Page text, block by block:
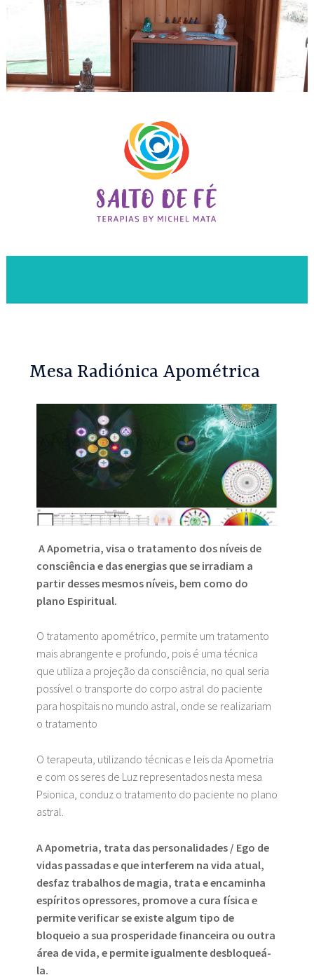
Mesa Radiónica Apométrica
A Apometria, visa o tratamento dos níveis de
consciência e das energias que se irradiam a
partir desses mesmos níveis, bem como do
plano Espiritual.
O tratamento apométrico, permite um tratamento
mais abrangente e profundo, pois é uma técnica
que utiliza a projeção da consciência, no qual seria
possível o transporte do corpo astral do paciente
para hospitais no mundo astral, onde se realizariam
o tratamento
O terapeuta, utilizando técnicas e leis da Apometria
e com os seres de Luz representados nesta mesa
Psionica, conduz o tratamento do paciente no plano
astral.
A Apometria, trata das personalidades / Ego de
vidas passadas e que interferem na vida atual,
desfaz trabalhos de magia, trata e encaminha
espíritos opressores, promove a cura física e
permite verificar se existe algum tipo de
bloqueio a sua prosperidade financeira ou outra
área de vida, e permite igualmente desbloqueá-
la.